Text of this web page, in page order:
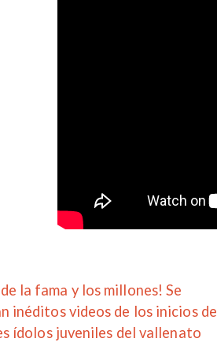
la fama y los millones! Se
inéditos videos de los inicios de
ídolos juveniles del vallenato